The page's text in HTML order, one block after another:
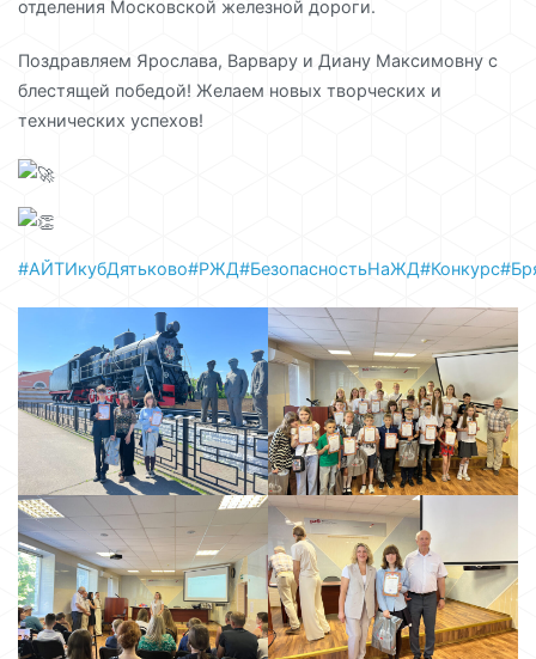
отделения Московской железной дороги.
Поздравляем Ярослава, Варвару и Диану Максимовну с
блестящей победой! Желаем новых творческих и
технических успехов!
#АЙТИкубДятьково#РЖД#БезопасностьНаЖД#Конкурс